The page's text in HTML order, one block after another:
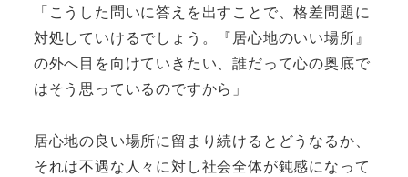
「こうした問いに答えを出すことで、格差問題に
対処していけるでしょう。『居心地のいい場所』
の外へ目を向けていきたい、誰だって心の奥底で
はそう思っているのですから」
居心地の良い場所に留まり続けるとどうなるか、
それは不遇な人々に対し社会全体が鈍感になって